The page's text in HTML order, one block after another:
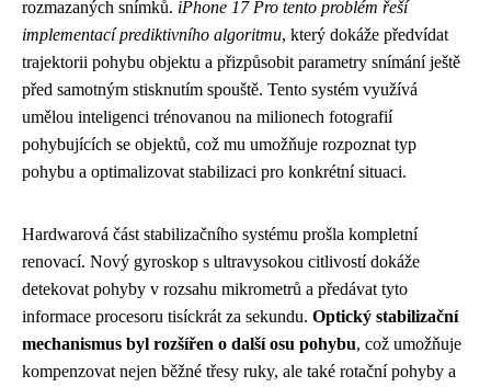
rozmazaných snímků. iPhone 17 Pro tento problém řeší
implementací prediktivního algoritmu, který dokáže předvídat
trajektorii pohybu objektu a přizpůsobit parametry snímání ještě
před samotným stisknutím spouště. Tento systém využívá
umělou inteligenci trénovanou na milionech fotografií
pohybujících se objektů, což mu umožňuje rozpoznat typ
pohybu a optimalizovat stabilizaci pro konkrétní situaci.
Hardwarová část stabilizačního systému prošla kompletní
renovací. Nový gyroskop s ultravysokou citlivostí dokáže
detekovat pohyby v rozsahu mikrometrů a předávat tyto
informace procesoru tisíckrát za sekundu. Optický stabilizační
mechanismus byl rozšířen o další osu pohybu, což umožňuje
kompenzovat nejen běžné třesy ruky, ale také rotační pohyby a